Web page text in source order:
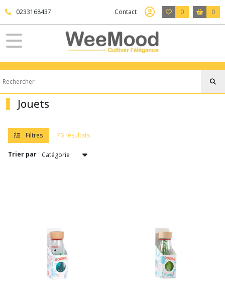
0233168437 Contact 0 0
Jouets
Filtres 76 résultats
Trier par
Fermer
FILTRES
Tous
les
produits
Enfant
(6)